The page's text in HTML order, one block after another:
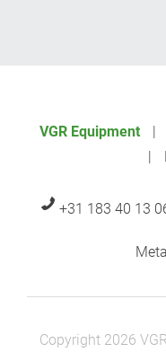
VGR Equipment
+31 183 40 13
Copyright 2026